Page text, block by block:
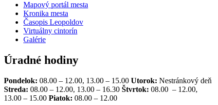
Mapový portál mesta
Kronika mesta
Časopis Leopoldov
Virtuálny cintorín
Galérie
Úradné hodiny
Pondelok: 08.00 – 12.00, 13.00 – 15.00 Utorok: Nestránkový deň
Streda: 08.00 – 12.00, 13.00 – 16.30 Štvrtok: 08.00 – 12.00,
13.00 – 15.00 Piatok: 08.00 – 12.00